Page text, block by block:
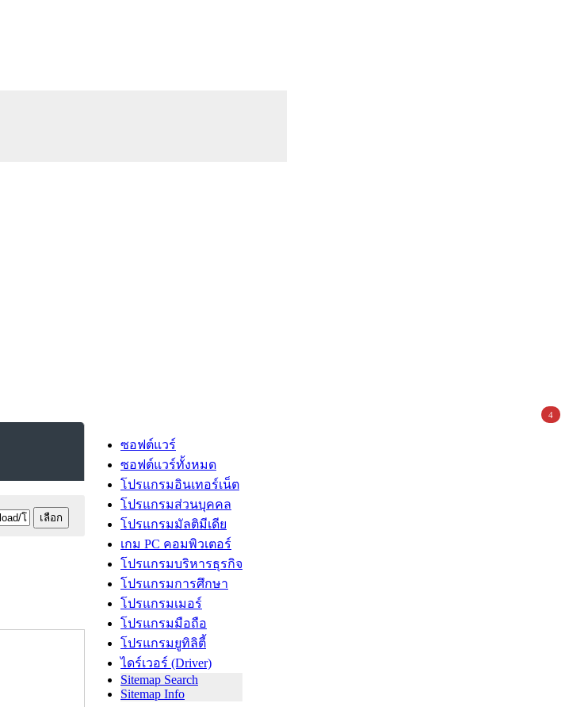
ซอฟต์แวร์
ซอฟต์แวร์ทั้งหมด
โปรแกรมอินเทอร์เน็ต
โปรแกรมส่วนบุคคล
โปรแกรมมัลติมีเดีย
เกม PC คอมพิวเตอร์
โปรแกรมบริหารธุรกิจ
โปรแกรมการศึกษา
โปรแกรมเมอร์
โปรแกรมมือถือ
โปรแกรมยูทิลิตี้
ไดร์เวอร์ (Driver)
Sitemap Search
Sitemap Info
4